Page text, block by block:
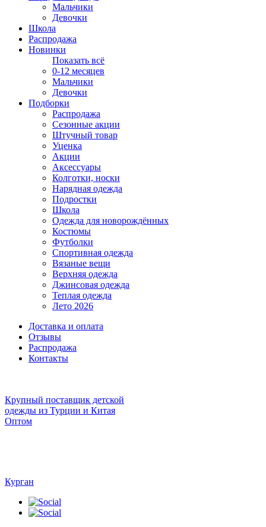
Мальчики
Девочки
Школа
Распродажа
Новинки
Показать всё
0-12 месяцев
Мальчики
Девочки
Подборки
Распродажа
Сезонные акции
Штучный товар
Уценка
Акции
Аксессуары
Колготки, носки
Нарядная одежда
Подростки
Школа
Одежда для новорождённых
Костюмы
Футболки
Спортивная одежда
Вязаные вещи
Верхняя одежда
Джинсовая одежда
Теплая одежда
Лето 2026
Доставка и оплата
Отзывы
Распродажа
Контакты
Крупный поставщик детской
одежды из Турции и Китая
Оптом
Курган